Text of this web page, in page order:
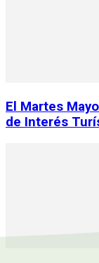
El Martes
de Interés